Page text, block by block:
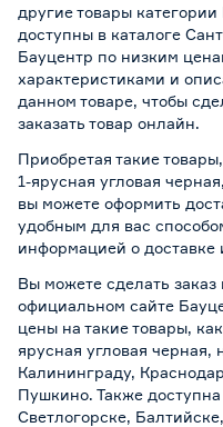
другие товары
доступны в каталоге
Бауцентр по низким
характеристиками и
данном товаре, чтобы
заказать товар онлайн.
Приобретая такие
1-ярусная угловая
вы можете оформить
удобным для вас
информацией о доставке
Вы можете сделать
официальном сайте
цены на такие товары,
ярусная угловая черная,
Калининграду,
Пушкино. Также
Светлогорске,